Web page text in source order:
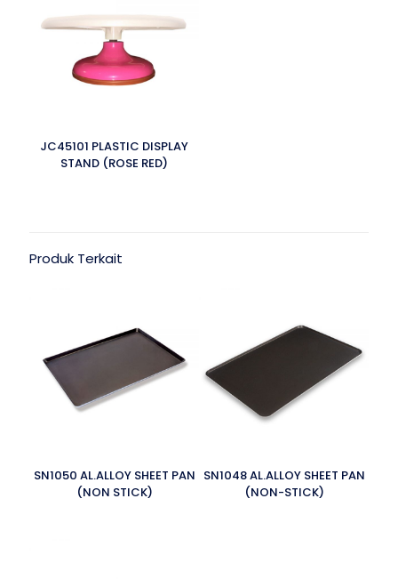
JC45101 PLASTIC DISPLAY
STAND (ROSE RED)
Produk Terkait
SN1050 AL.ALLOY SHEET PAN
(NON STICK)
SN1048 AL.ALLOY SHEET PAN
(NON-STICK)